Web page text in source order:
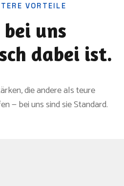
VORTEILE
bei uns
dabei ist.
die andere als teure
— bei uns sind sie Standard.